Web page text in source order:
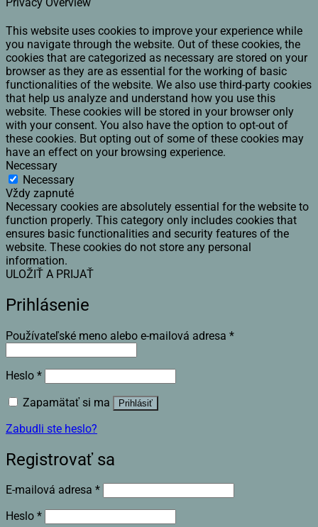
This website uses cookies to improve your experience while
you navigate through the website. Out of these cookies, the
cookies that are categorized as necessary are stored on your
browser as they are as essential for the working of basic
functionalities of the website. We also use third-party cookies
that help us analyze and understand how you use this
website. These cookies will be stored in your browser only
with your consent. You also have the option to opt-out of
these cookies. But opting out of some of these cookies may
have an effect on your browsing experience.
Necessary
Necessary
Vždy zapnuté
Necessary cookies are absolutely essential for the website to
function properly. This category only includes cookies that
ensures basic functionalities and security features of the
website. These cookies do not store any personal
information.
ULOŽIŤ A PRIJAŤ
Prihlásenie
Používateľské meno alebo e-mailová adresa *Povinné
Heslo *Povinné
Zapamätať si ma Prihlásiť
Zabudli ste heslo?
Registrovať sa
E-mailová adresa *Povinné
Heslo *Povinné